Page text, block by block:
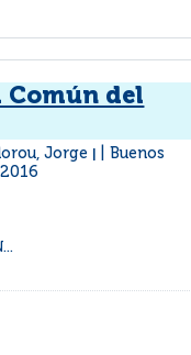
del
Jorge
Buenos
2016